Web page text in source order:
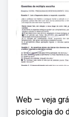
Web — veja
psicologia do